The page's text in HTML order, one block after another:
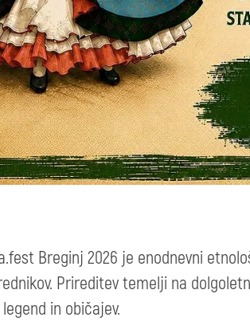
Breginj 2026 je enodnevni
Prireditev temelji na
in običajev.